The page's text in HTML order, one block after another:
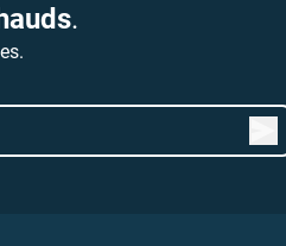
.